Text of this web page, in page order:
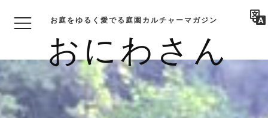
おにわさん
お庭をゆるく愛でる庭園カルチャーマガジン